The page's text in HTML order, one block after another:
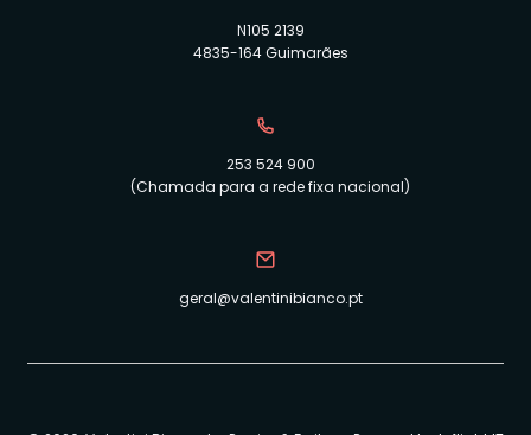
N105 2139
4835-164 Guimarães
253 524 900
(Chamada para a rede fixa nacional)
geral@valentinibianco.pt